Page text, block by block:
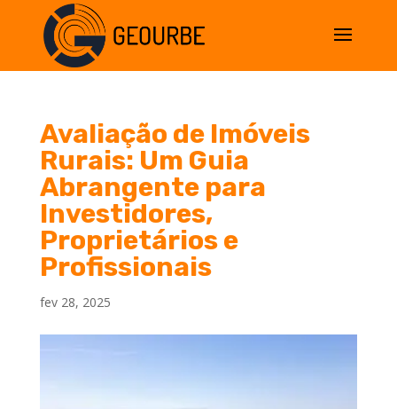
Avaliação de Imóveis
Rurais: Um Guia
Abrangente para
Investidores,
Proprietários e
Profissionais
fev 28, 2025